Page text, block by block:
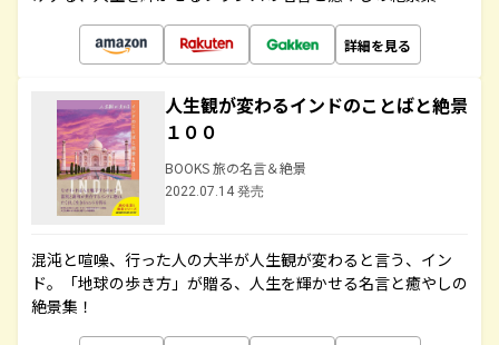
詳細を見る
人生観が変わるインドのことばと絶景
１００
BOOKS 旅の名言＆絶景
2022.07.14 発売
混沌と喧噪、行った人の大半が人生観が変わると言う、イン
ド。「地球の歩き方」が贈る、人生を輝かせる名言と癒やしの
絶景集！